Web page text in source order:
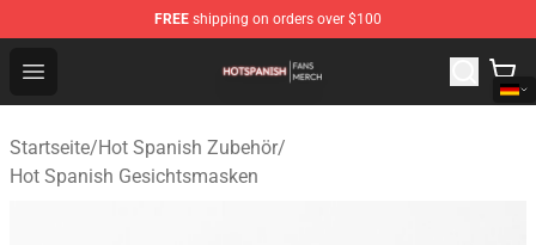
FREE shipping on orders over $100
Open menu
Hot Spanish Shop - Official Hot Spanish Merchandise
Startseite/Hot Spanish Zubehör/
Hot Spanish Gesichtsmasken